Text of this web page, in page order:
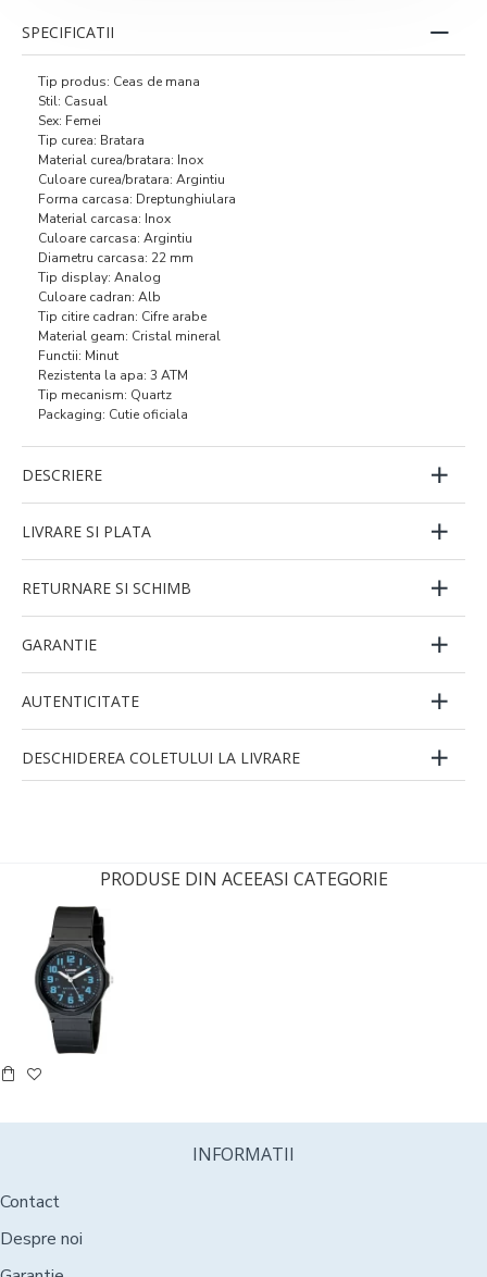
SPECIFICATII
Tip produs: Ceas de mana
Stil: Casual
Sex: Femei
Tip curea: Bratara
Material curea/bratara: Inox
Culoare curea/bratara: Argintiu
Forma carcasa: Dreptunghiulara
Material carcasa: Inox
Culoare carcasa: Argintiu
Diametru carcasa: 22 mm
Tip display: Analog
Culoare cadran: Alb
Tip citire cadran: Cifre arabe
Material geam: Cristal mineral
Functii: Minut
Rezistenta la apa: 3 ATM
Tip mecanism: Quartz
Packaging: Cutie oficiala
DESCRIERE
LIVRARE SI PLATA
RETURNARE SI SCHIMB
GARANTIE
AUTENTICITATE
DESCHIDEREA COLETULUI LA LIVRARE
PRODUSE DIN ACEEASI CATEGORIE
INFORMATII
Contact
Despre noi